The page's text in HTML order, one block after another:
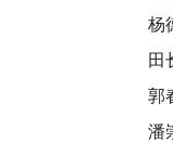
杨德霞
田长青
郭春
潘崇雷 县